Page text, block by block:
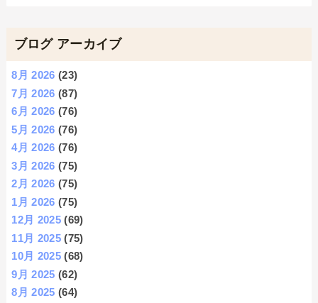
ブログ アーカイブ
8月 2026 (23)
7月 2026 (87)
6月 2026 (76)
5月 2026 (76)
4月 2026 (76)
3月 2026 (75)
2月 2026 (75)
1月 2026 (75)
12月 2025 (69)
11月 2025 (75)
10月 2025 (68)
9月 2025 (62)
8月 2025 (64)